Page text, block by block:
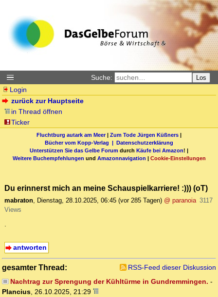
Suche: Los
Login
zurück zur Hauptseite
in Thread öffnen
Ticker
Fluchtburg autark am Meer| Zum Tode Jürgen Küßners |
Bücher vom Kopp-Verlag | Datenschutzerklärung
Unterstützen Sie das Gelbe Forum durch Käufe bei Amazon! |
Weitere Buchempfehlungen und Amazonnavigation | Cookie-Einstellungen
Du erinnerst mich an meine Schauspielkarriere! :))) (oT)
mabraton, Dienstag, 28.10.2025, 06:45 (vor 285 Tagen) @ paranoia 3117
Views
.
antworten
gesamter Thread:
RSS-Feed dieser Diskussion
Nachtrag zur Sprengung der Kühltürme in Gundremmingen. -
Plancius, 26.10.2025, 21:29